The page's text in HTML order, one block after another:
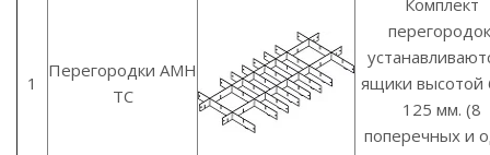
1
Перегородки AMH
TC
Комплект
ящики высотой
125 мм. (8
поперечных и